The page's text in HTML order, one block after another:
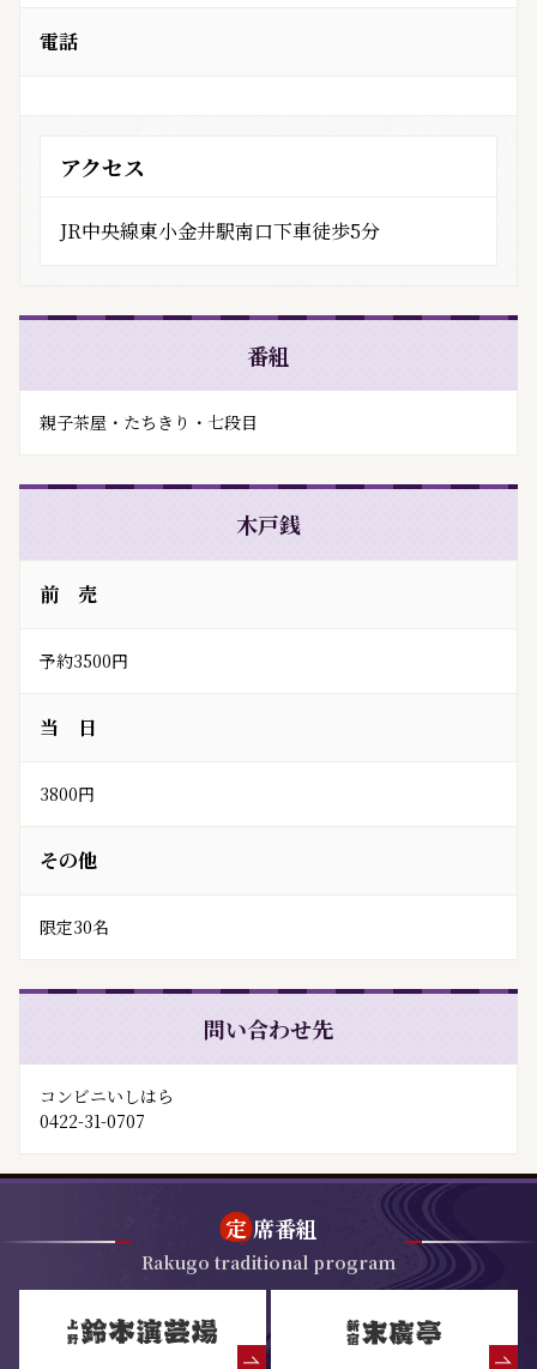
電話
アクセス
JR中央線東小金井駅南口下車徒歩5分
番組
親子茶屋・たちきり・七段目
木戸銭
前 売
予約3500円
当 日
3800円
その他
限定30名
問い合わせ先
コンビニいしはら
0422-31-0707
定 席番組
Rakugo traditional program